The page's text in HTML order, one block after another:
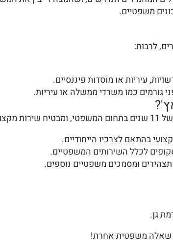
משפטיים.
לרבות:
עיריות או מוסדות פיננסיים.
גורמים כמו משרדי ממשלה או עיריות.
על:
בהתאם לצרכיו הייחודיים.
לכלל השירותים המשפטיים.
ומסמכים משפטיים נוספים.
שאלה משפטית אחרת!